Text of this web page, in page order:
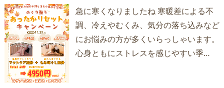
急に寒くなりましたね 寒暖差による不
調、冷えやむくみ、気分の落ち込みなど
にお悩みの方が多くいらっしゃいます。
心身ともにストレスを感じやすい季…